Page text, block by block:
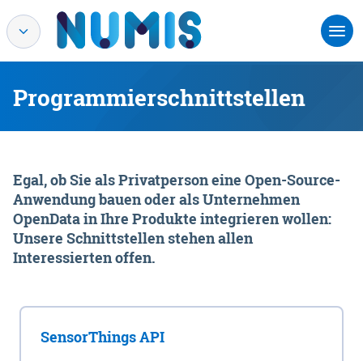
Programmierschnittstellen
Egal, ob Sie als Privatperson eine Open-Source-
Anwendung bauen oder als Unternehmen
OpenData in Ihre Produkte integrieren wollen:
Unsere Schnittstellen stehen allen
Interessierten offen.
SensorThings API